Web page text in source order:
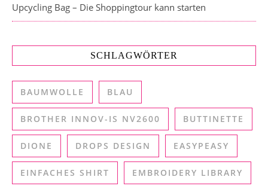
Upcycling Bag – Die Shoppingtour kann starten
SCHLAGWÖRTER
BAUMWOLLE BLAU
BROTHER INNOV-IS NV2600 BUTTINETTE
DIONE DROPS DESIGN EASYPEASY
EINFACHES SHIRT EMBROIDERY LIBRARY